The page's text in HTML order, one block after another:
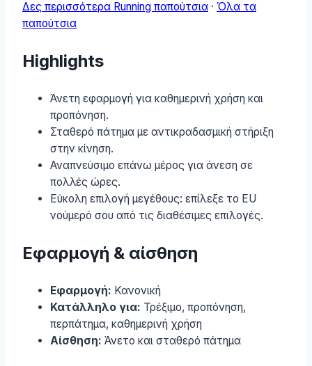
Δες περισσότερα Running παπούτσια · Όλα τα
παπούτσια
Highlights
Άνετη εφαρμογή για καθημερινή χρήση και
προπόνηση.
Σταθερό πάτημα με αντικραδασμική στήριξη
στην κίνηση.
Αναπνεύσιμο επάνω μέρος για άνεση σε
πολλές ώρες.
Εύκολη επιλογή μεγέθους: επίλεξε το EU
νούμερό σου από τις διαθέσιμες επιλογές.
Εφαρμογή & αίσθηση
Εφαρμογή: Κανονική
Κατάλληλο για: Τρέξιμο, προπόνηση,
περπάτημα, καθημερινή χρήση
Αίσθηση: Άνετο και σταθερό πάτημα